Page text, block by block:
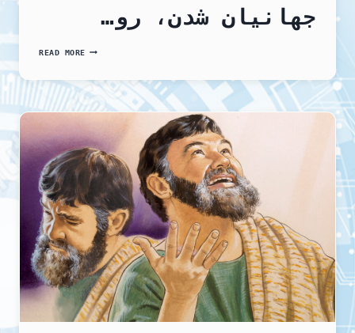
جهانیان شدن، رو…
READ MOREروز
رو
به
تمامی
ایران
زمین
که
باعث
شگفتی
جهانیان
شدن،
رو…